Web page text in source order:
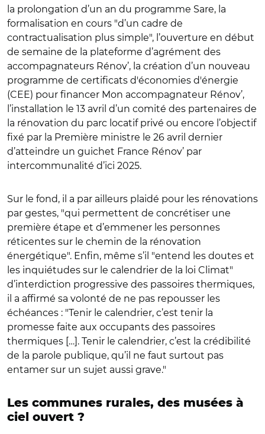
la prolongation d’un an du programme Sare, la
formalisation en cours "d’un cadre de
contractualisation plus simple", l’ouverture en début
de semaine de la plateforme d’agrément des
accompagnateurs Rénov’, la création d’un nouveau
programme de certificats d'économies d'énergie
(CEE) pour financer Mon accompagnateur Rénov’,
l’installation le 13 avril d’un comité des partenaires de
la rénovation du parc locatif privé ou encore l’objectif
fixé par la Première ministre le 26 avril dernier
d’atteindre un guichet France Rénov’ par
intercommunalité d’ici 2025.
Sur le fond, il a par ailleurs plaidé pour les rénovations
par gestes, "qui permettent de concrétiser une
première étape et d’emmener les personnes
réticentes sur le chemin de la rénovation
énergétique". Enfin, même s’il "entend les doutes et
les inquiétudes sur le calendrier de la loi Climat"
d’interdiction progressive des passoires thermiques,
il a affirmé sa volonté de ne pas repousser les
échéances : "Tenir le calendrier, c’est tenir la
promesse faite aux occupants des passoires
thermiques […]. Tenir le calendrier, c’est la crédibilité
de la parole publique, qu’il ne faut surtout pas
entamer sur un sujet aussi grave."
Les communes rurales, des musées à
ciel ouvert ?